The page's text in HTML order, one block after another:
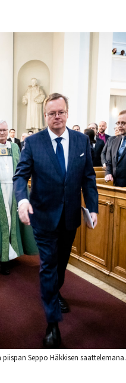
Seppo Häkkisen saattelemana.